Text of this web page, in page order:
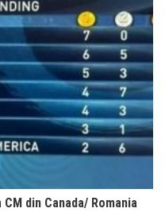
din Canada/ Romania